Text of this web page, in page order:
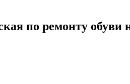
по ремонту обуви